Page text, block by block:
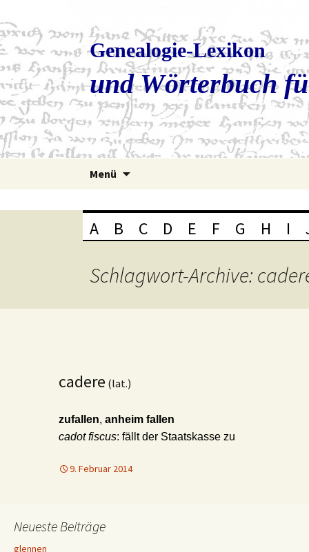
Genealogie-Lexikon
und Wörterbuch
Menü
A B C D E F G H I
Schlagwort-Archive:
cadere (lat.)
zufallen, anheim fallen
cadot fiscus: fällt der Staatskasse zu
9. Februar 2014
Neueste Beiträge
glennen